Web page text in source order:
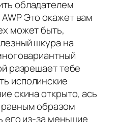
обладателем
Это окажет вам
может быть,
шкура на
разрешает тебе
исполинские
скина открыто, ась
равным образом
его из-за меньшие